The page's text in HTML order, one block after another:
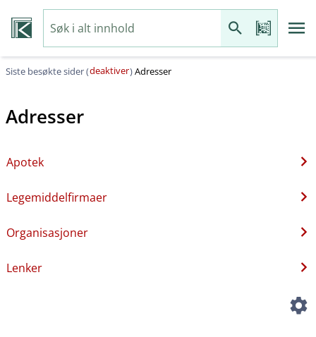
Siste besøkte sider (deaktiver)Adresser
Adresser
Apotek
Legemiddelfirmaer
Organisasjoner
Lenker